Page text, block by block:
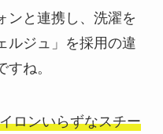
ンと連携し、洗濯を
ルジュ」を採用の違
ね。
ロンいらずなスチー